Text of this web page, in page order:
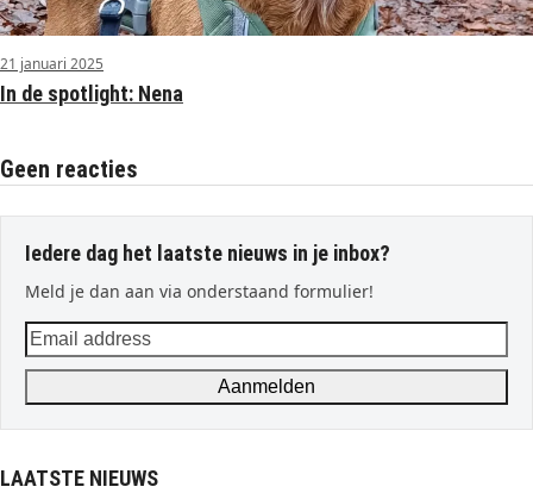
21 januari 2025
In de spotlight: Nena
Geen reacties
Iedere dag het laatste nieuws in je inbox?
Meld je dan aan via onderstaand formulier!
Email
address
Aanmelden
LAATSTE NIEUWS